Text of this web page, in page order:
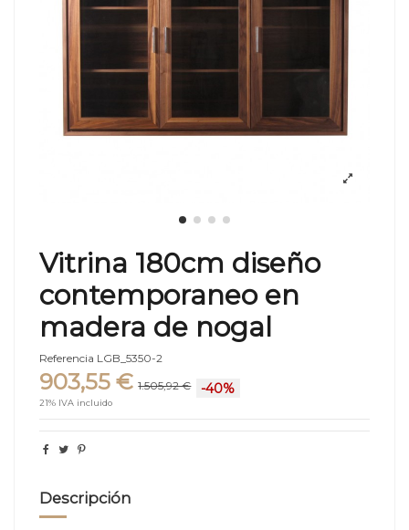
Vitrina 180cm diseño
contemporaneo en
madera de nogal
Referencia LGB_5350-2
903,55 € 1.505,92 € -40%
21% IVA incluido
Descripción